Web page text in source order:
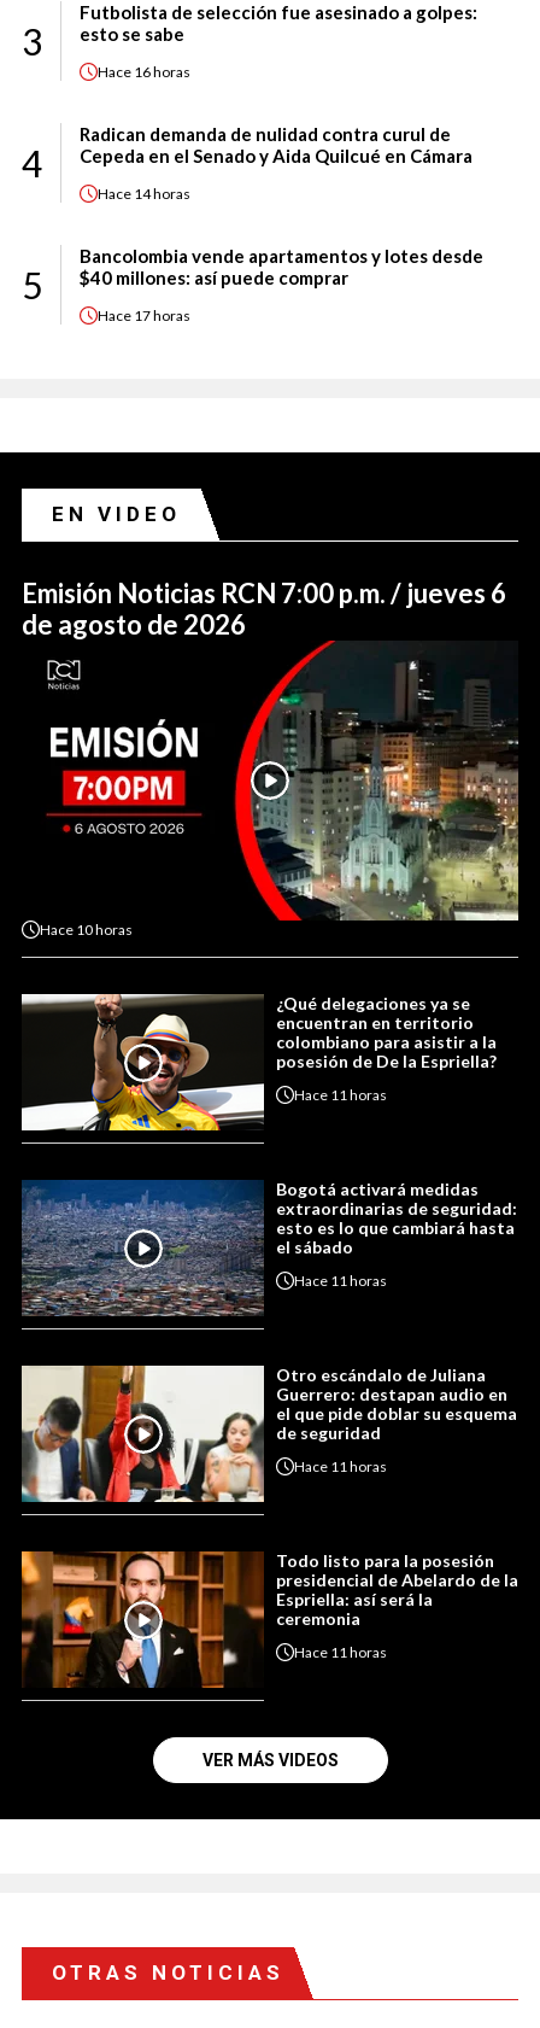
3
Futbolista de selección fue asesinado a golpes:
esto se sabe
Hace 16 horas
4
Radican demanda de nulidad contra curul de
Cepeda en el Senado y Aida Quilcué en Cámara
Hace 14 horas
5
Bancolombia vende apartamentos y lotes desde
$40 millones: así puede comprar
Hace 17 horas
EN VIDEO
Emisión Noticias RCN 7:00 p.m. / jueves 6
de agosto de 2026
Hace 10 horas
¿Qué delegaciones ya se
encuentran en territorio
colombiano para asistir a la
posesión de De la Espriella?
Hace 11 horas
Bogotá activará medidas
extraordinarias de seguridad:
esto es lo que cambiará hasta
el sábado
Hace 11 horas
Otro escándalo de Juliana
Guerrero: destapan audio en
el que pide doblar su esquema
de seguridad
Hace 11 horas
Todo listo para la posesión
presidencial de Abelardo de la
Espriella: así será la
ceremonia
Hace 11 horas
VER MÁS VIDEOS
OTRAS NOTICIAS